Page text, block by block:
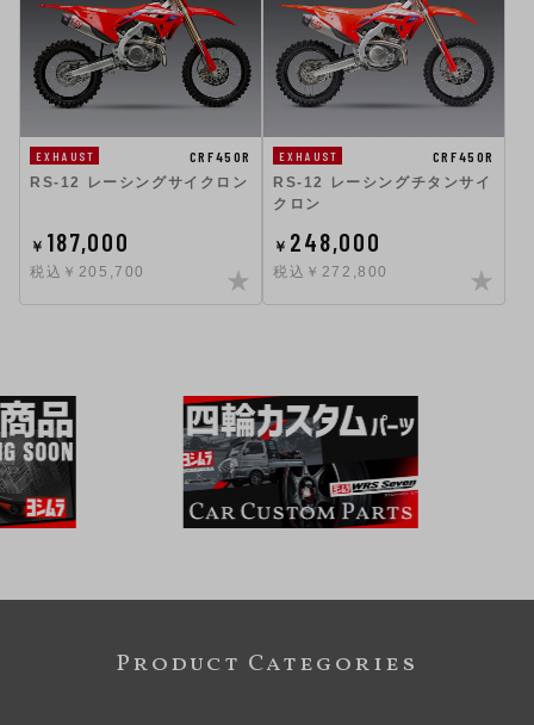
EXHAUST
CRF450R
RS-12 レーシングサイクロン
￥ 187,000
税込￥205,700
EXHAUST
CRF450R
RS-12 レーシングチタンサイ
クロン
￥ 248,000
税込￥272,800
Product Categories